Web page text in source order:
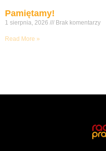
Pamiętamy!
1 sierpnia, 2026 Brak komentarzy
Read More »